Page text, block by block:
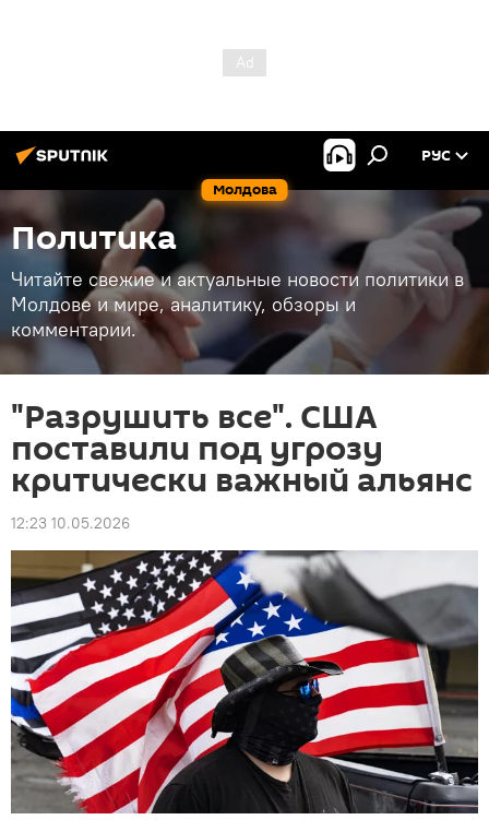
Молдова
РУС
Политика
Читайте свежие и актуальные новости политики в
Молдове и мире, аналитику, обзоры и
комментарии.
"Разрушить все". США
поставили под угрозу
критически важный альянс
12:23 10.05.2026